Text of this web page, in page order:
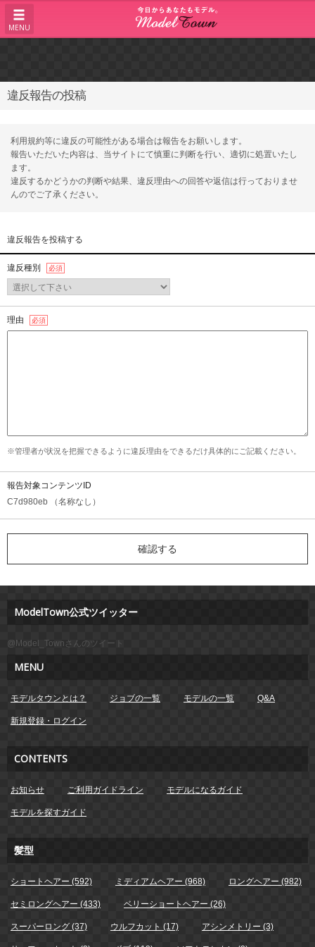
MENU
違反報告の投稿
利用規約等に違反の可能性がある場合は報告をお願いします。
報告いただいた内容は、当サイトにて慎重に判断を行い、適切に処置いたし
ます。
違反するかどうかの判断や結果、違反理由への回答や返信は行っておりませ
んのでご了承ください。
違反報告を投稿する
違反種別 必須
理由 必須
※管理者が状況を把握できるように違反理由をできるだけ具体的にご記載ください。
報告対象コンテンツID
C7d980eb （名称なし）
ModelTown公式ツイッター
@Model_Townさんのツイート
MENU
モデルタウンとは？ ジョブの一覧 モデルの一覧 Q&A
新規登録・ログイン
CONTENTS
お知らせ ご利用ガイドライン モデルになるガイド
モデルを探すガイド
髪型
ショートヘアー (592) ミディアムヘアー (968) ロングヘアー (982)
セミロングヘアー (433) ベリーショートヘアー (26)
スーパーロング (37) ウルフカット (17) アシンメトリー (3)